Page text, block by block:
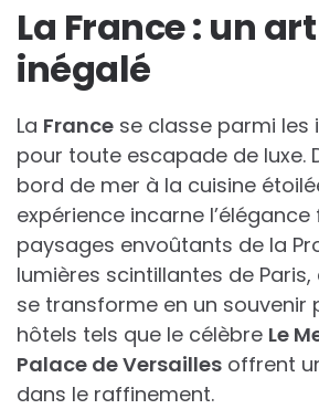
La France : un
inégalé
La France se classe parmi
pour toute escapade de luxe.
bord de mer à la cuisine
expérience incarne l’élégance
paysages envoûtants de la
lumières scintillantes de
se transforme en un souvenir
hôtels tels que le célèbre Le
Palace de Versailles offrent
dans le raffinement.